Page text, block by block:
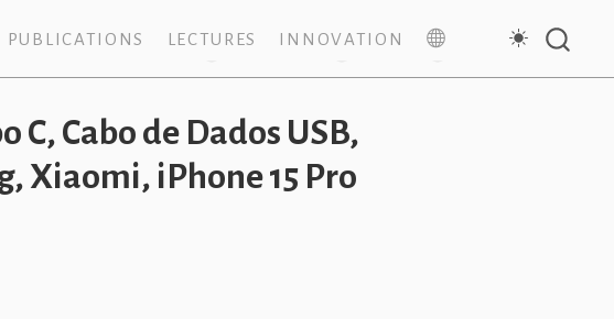
PUBLICATIONS LECTURES INNOVATION
C, Cabo de Dados USB,
Xiaomi, iPhone 15 Pro